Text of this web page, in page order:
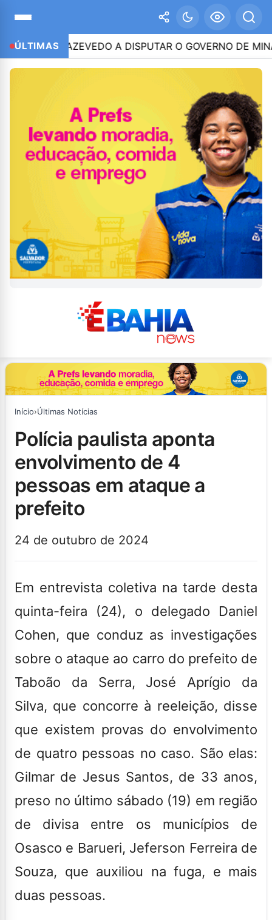
ÚLTIMASAZEVEDO A DISPUTAR O GOVERNO DE MINAS
Início›Últimas Notícias
polícia paulista aponta
envolvimento de 4
pessoas em ataque a
prefeito
24 de outubro de 2024
Em entrevista coletiva na tarde desta
quinta-feira (24), o delegado Daniel
Cohen, que conduz as investigações
sobre o ataque ao carro do prefeito de
Taboão da Serra, José Aprígio da
Silva, que concorre à reeleição, disse
que existem provas do envolvimento
de quatro pessoas no caso. São elas:
Gilmar de Jesus Santos, de 33 anos,
preso no último sábado (19) em região
de divisa entre os municípios de
Osasco e Barueri, Jeferson Ferreira de
Souza, que auxiliou na fuga, e mais
duas pessoas.